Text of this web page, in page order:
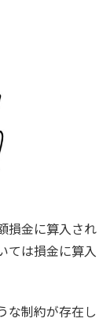
損金に算入され
ては損金に算入
な制約が存在し